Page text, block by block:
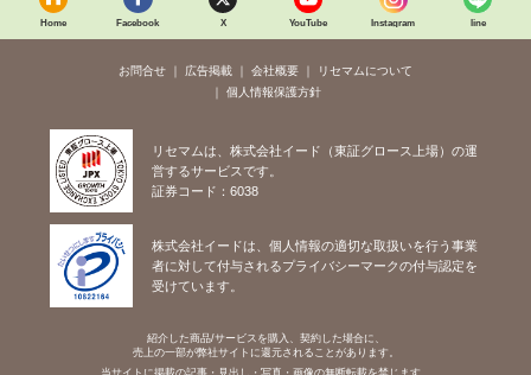
Home Facebook X YouTube Instagram line
お問合せ 広告掲載 会社概要
リセマムについて
個人情報保護方針
リセマムは、株式会社イード（東証グロース上場）の運
営するサービスです。
証券コード：6038
株式会社イードは、個人情報の適切な取扱いを行う事業
者に対して付与されるプライバシーマークの付与認定を
受けています。
紹介した商品/サービスを購入、契約した場合に、
売上の一部が弊社サイトに還元されることがあります。